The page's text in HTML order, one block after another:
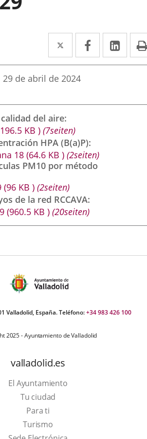
Twitter
Enlace
a
una
externa.
Facebook
Enlace
a
externa.
a
29 de abril de 2024
del aire
KB ) (7seiten)
HPA (B(a)P)
18 (64.6 KB ) (2seiten)
PM10 por método
(96 KB ) (2seiten)
de la red RCCAVA
(960.5 KB ) (20seiten)
Valladolid, España. Teléfono:+34 983 426 100
2025 - Ayuntamiento de Valladolid
valladolid.es
El Ayuntamiento
Tu ciudad
Para ti
TurismoThis